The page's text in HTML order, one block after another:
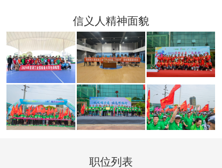
信义人精神面貌
职位列表